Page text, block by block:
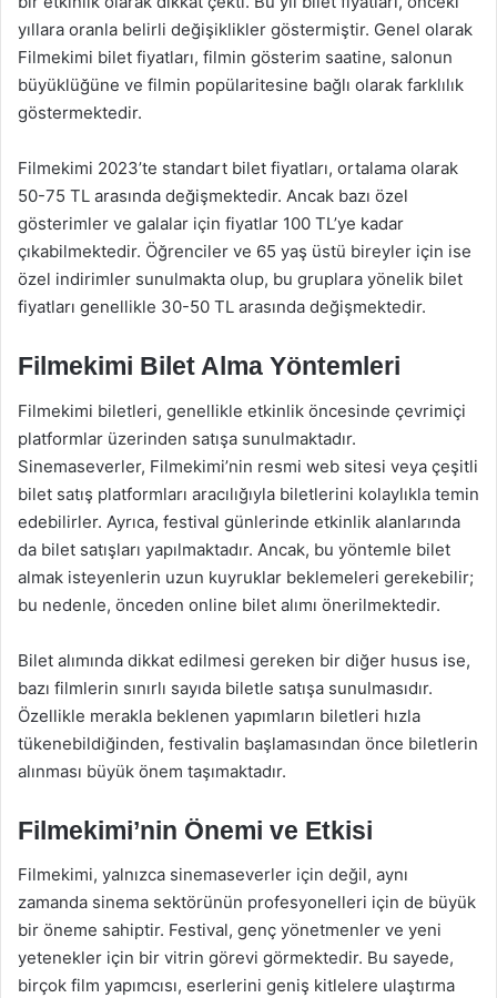
yıllara oranla belirli değişiklikler göstermiştir. Genel olarak
Filmekimi bilet fiyatları, filmin gösterim saatine, salonun
büyüklüğüne ve filmin popülaritesine bağlı olarak farklılık
göstermektedir.
Filmekimi 2023’te standart bilet fiyatları, ortalama olarak
50-75 TL arasında değişmektedir. Ancak bazı özel
gösterimler ve galalar için fiyatlar 100 TL’ye kadar
çıkabilmektedir. Öğrenciler ve 65 yaş üstü bireyler için ise
özel indirimler sunulmakta olup, bu gruplara yönelik bilet
fiyatları genellikle 30-50 TL arasında değişmektedir.
Filmekimi Bilet Alma Yöntemleri
Filmekimi biletleri, genellikle etkinlik öncesinde çevrimiçi
platformlar üzerinden satışa sunulmaktadır.
Sinemaseverler, Filmekimi’nin resmi web sitesi veya çeşitli
bilet satış platformları aracılığıyla biletlerini kolaylıkla temin
edebilirler. Ayrıca, festival günlerinde etkinlik alanlarında
da bilet satışları yapılmaktadır. Ancak, bu yöntemle bilet
almak isteyenlerin uzun kuyruklar beklemeleri gerekebilir;
bu nedenle, önceden online bilet alımı önerilmektedir.
Bilet alımında dikkat edilmesi gereken bir diğer husus ise,
bazı filmlerin sınırlı sayıda biletle satışa sunulmasıdır.
Özellikle merakla beklenen yapımların biletleri hızla
tükenebildiğinden, festivalin başlamasından önce biletlerin
alınması büyük önem taşımaktadır.
Filmekimi’nin Önemi ve Etkisi
Filmekimi, yalnızca sinemaseverler için değil, aynı
zamanda sinema sektörünün profesyonelleri için de büyük
bir öneme sahiptir. Festival, genç yönetmenler ve yeni
yetenekler için bir vitrin görevi görmektedir. Bu sayede,
birçok film yapımcısı, eserlerini geniş kitlelere ulaştırma